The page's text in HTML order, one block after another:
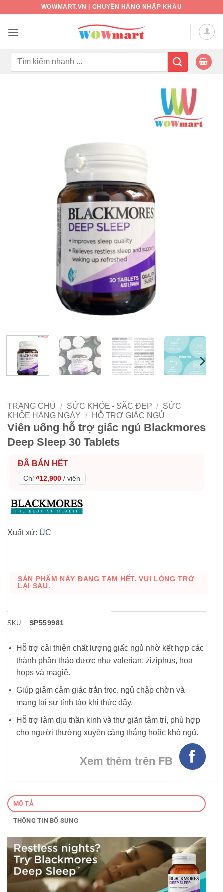
nội
WOWMART.VN | CHUYÊN HÀNG NHẬP KHẨU
Tìm
TRANG CHỦ / SỨC KHỎE - SẮC ĐẸP / SỨC
KHỎE HÀNG NGÀY / HỖ TRỢ GIẤC NGỦ
Viên uống hỗ trợ giấc ngủ Blackmores
Deep Sleep 30 Tablets
ĐÃ BÁN HẾT
Chỉ ₫12,900 / viên
Xuất xứ: ÚC
SẢN PHẨM NÀY ĐANG TẠM HẾT. VUI LÒNG TRỞ
LẠI SAU.
SKU: SP559981
Hỗ trợ cải thiện chất lượng giấc ngủ nhờ kết hợp các
thành phần thảo dược như valerian, ziziphus, hoa
hops và magiê.
Giúp giảm cảm giác trằn trọc, ngủ chập chờn và
mang lại sự tỉnh táo khi thức dậy.
Hỗ trợ làm dịu thần kinh và thư giãn tâm trí, phù hợp
cho người thường xuyên căng thẳng hoặc khó ngủ.
Xem thêm trên FB
MÔ TẢ
THÔNG TIN BỔ SUNG